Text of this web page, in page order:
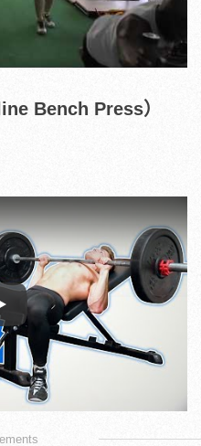
Bench Press）